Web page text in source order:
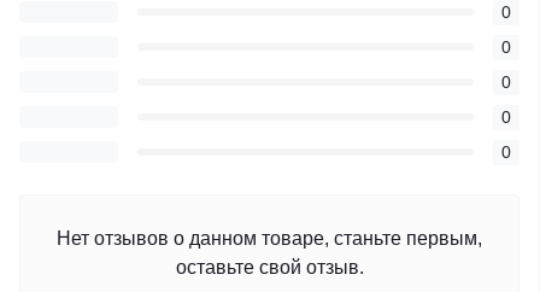
0
0
0
0
0
Нет отзывов о данном товаре, станьте первым,
оставьте свой отзыв.